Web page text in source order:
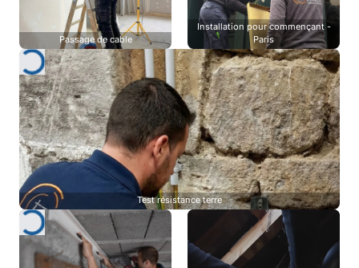
Passage de cable
Installation pour commençant -
Paris
Test résistance terre